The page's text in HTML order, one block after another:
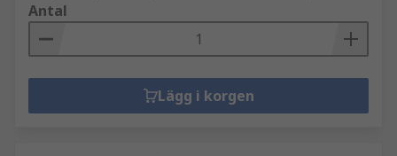
Antal
Lägg i korgen